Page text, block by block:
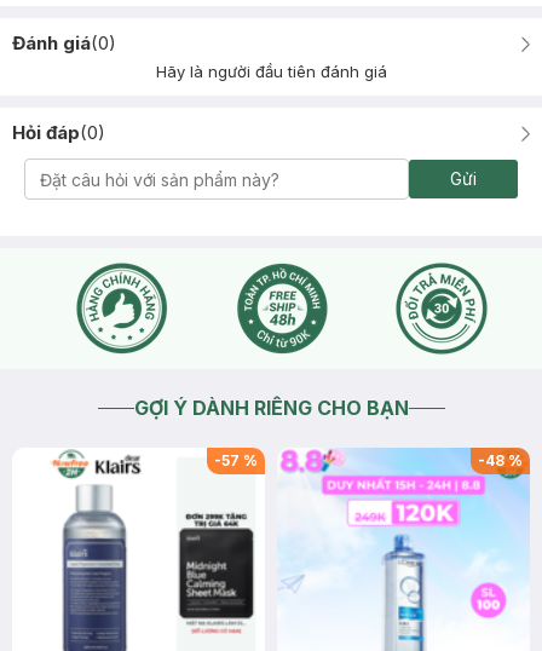
Đánh giá(0)
Hãy là người đầu tiên đánh giá
Hỏi đáp(0)
Gửi
GỢI Ý DÀNH RIÊNG CHO BẠN
-57 % -48%